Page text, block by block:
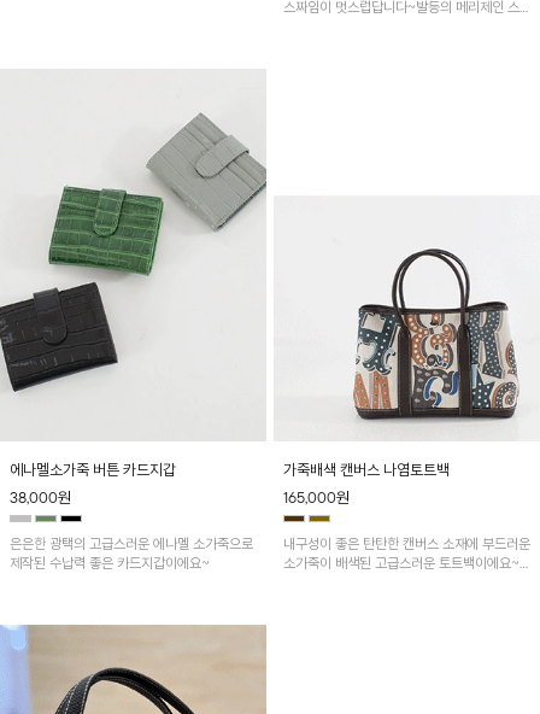
스짜임이 멋스럽답니다~발등의 메리제인 스
에나멜소가죽 버튼 카드지갑
38,000원
은은한 광택의 고급스러운 에나멜 소가죽으로
제작된 수납력 좋은 카드지갑이에요~
가죽배색 캔버스 나염토트백
165,000원
내구성이 좋은 탄탄한 캔버스 소재에 부드러운
소가죽이 배색된 고급스러운 토트백이에요~